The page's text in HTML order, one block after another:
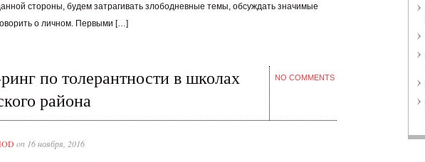
стороны, будем затрагивать злободневные темы, обсуждать значимые
о личном. Первыми […]
по толерантности в школах
района
NO COMMENTS
on 16 ноября, 2016